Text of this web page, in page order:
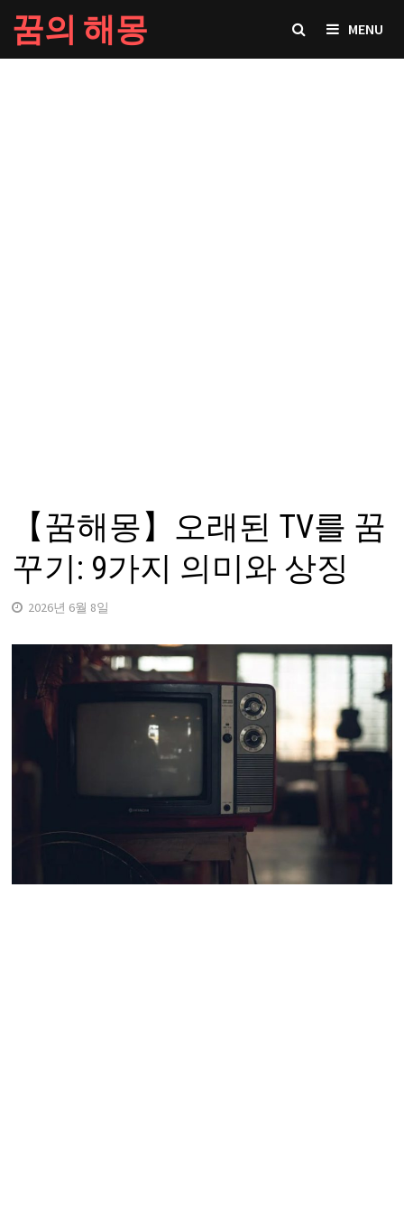
Skip
to
content
꿈의 해몽 MENU
【꿈해몽】오래된 TV를 꿈
꾸기: 9가지 의미와 상징
2026년 6월 8일